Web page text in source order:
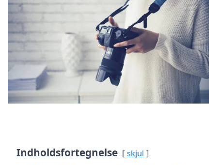
Indholdsfortegnelse skjul